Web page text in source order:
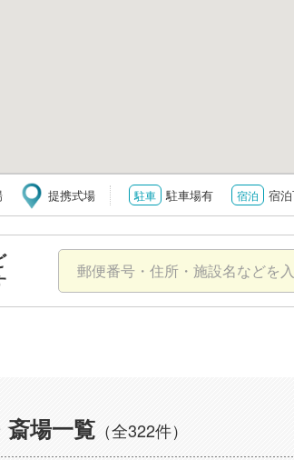
提携式場 駐車 駐車場有 宿泊 宿
斎場一覧 （全322件）